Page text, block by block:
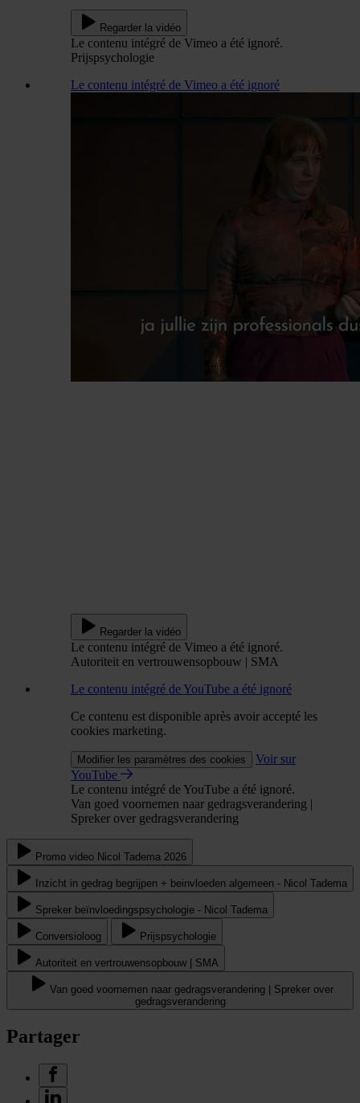
Regarder la vidéo
Le contenu intégré de Vimeo a été ignoré.
Prijspsychologie
Le contenu intégré de Vimeo a été ignoré
Regarder la vidéo
Le contenu intégré de Vimeo a été ignoré.
Autoriteit en vertrouwensopbouw | SMA
Le contenu intégré de YouTube a été ignoré
Ce contenu est disponible après avoir accepté les
cookies marketing.
Modifier les paramètres des cookies
Voir sur
YouTube
Le contenu intégré de YouTube a été ignoré.
Van goed voornemen naar gedragsverandering |
Spreker over gedragsverandering
Promo video Nicol Tadema 2026
Inzicht in gedrag begrijpen + beinvloeden algemeen - Nicol Tadema
Spreker beïnvloedingspsychologie - Nicol Tadema
Conversioloog Prijspsychologie
Autoriteit en vertrouwensopbouw | SMA
Van goed voornemen naar gedragsverandering | Spreker over
gedragsverandering
Partager